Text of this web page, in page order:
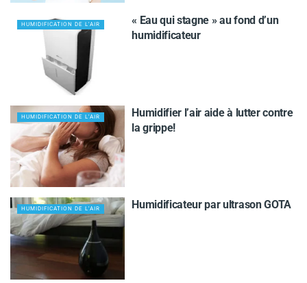
HUMIDIFICATION DE L'AIR
« Eau qui stagne » au fond d’un
humidificateur
HUMIDIFICATION DE L'AIR
Humidifier l’air aide à lutter contre
la grippe!
HUMIDIFICATION DE L'AIR Humidificateur par ultrason GOTA